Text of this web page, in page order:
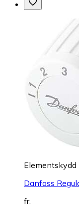
Elementskydd
Danfoss
fr.